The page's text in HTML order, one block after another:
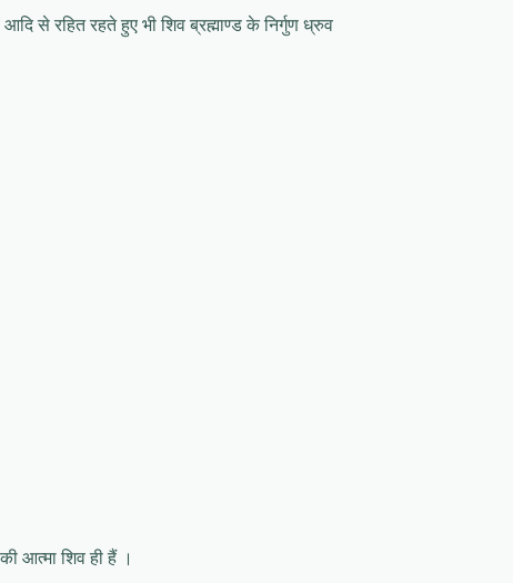
से रहित रहते हुए भी शिव ब्रह्माण्ड के निर्गुण ध्रुव
आत्मा शिव ही हैं ।